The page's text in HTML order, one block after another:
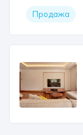
Продажа